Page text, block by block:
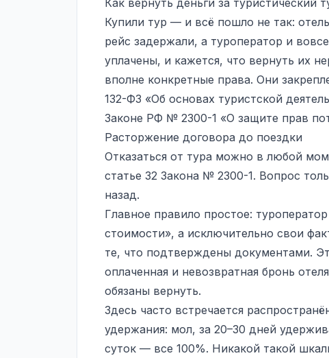
Как вернуть деньги за туристический
Купили тур — и всё пошло не так:
рейс задержали, а туроператор и
уплачены, и кажется, что вернуть их
вполне конкретные права. Они
132-ФЗ «Об основах туристской
Законе РФ № 2300-1 «О защите прав
Расторжение договора до поездки
Отказаться от тура можно в любой
статье 32 Закона № 2300-1. Вопрос
назад.
Главное правило простое:
стоимости», а исключительно свои
те, что подтверждены документами.
оплаченная и невозвратная бронь
обязаны вернуть.
Здесь часто встречается
удержания: мол, за 20–30 дней
суток — все 100%. Никакой такой